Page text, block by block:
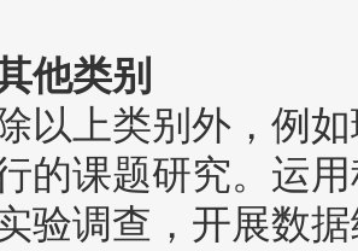
他类别
以上类别外，例
的课题研究。运
验调查，开展数